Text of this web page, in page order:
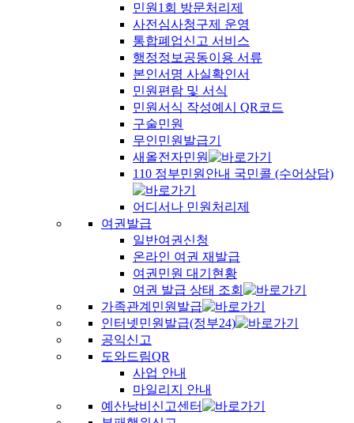
민원1회 방문처리제
사전심사청구제 운영
통합폐업신고 서비스
행정정보공동이용 서류
본인서명 사실확인서
민원편람 및 서식
민원서식 작성예시 QR코드
구술민원
무인민원발급기
새올전자민원
110 정부민원안내 국민콜 (수어상담)
어디서나 민원처리제
여권발급
일반여권신청
온라인 여권 재발급
여권민원 대기현황
여권 발급 상태 조회
가족관계민원발급
인터넷민원발급(정부24)
공익신고
도와드림QR
사업 안내
마일리지 안내
예산낭비신고센터